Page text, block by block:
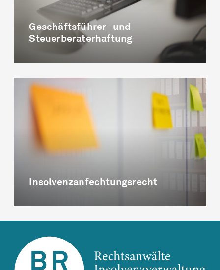
Geschäftsführer- und
Steuerberaterhaftung
Insolvenz­anfechtungsrecht